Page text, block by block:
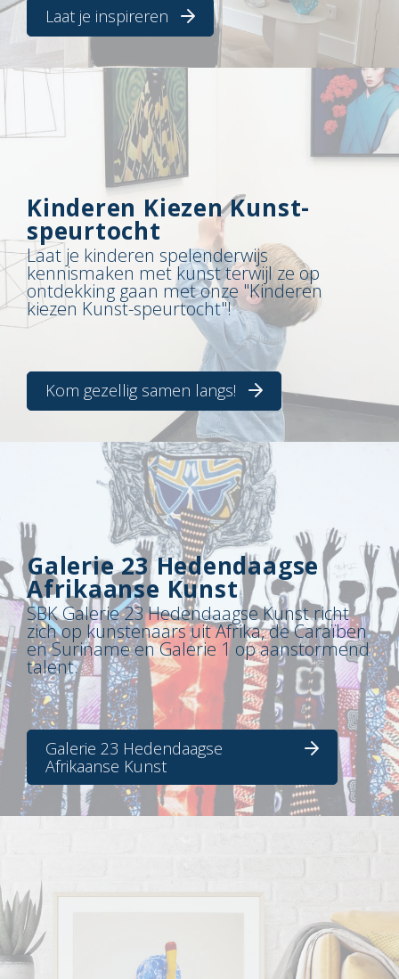
Laat je inspireren
Kinderen Kiezen Kunst-
speurtocht
Laat je kinderen spelenderwijs
kennismaken met kunst terwijl ze op
ontdekking gaan met onze "Kinderen
kiezen Kunst-speurtocht"!
Kom gezellig samen langs!
Galerie 23 Hedendaagse
Afrikaanse Kunst
SBK Galerie 23 Hedendaagse Kunst richt
zich op kunstenaars uit Afrika, de Caraïben
en Suriname en Galerie 1 op aanstormend
talent.
Galerie 23 Hedendaagse
Afrikaanse Kunst